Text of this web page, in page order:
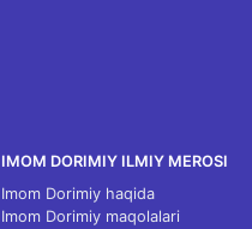
IMOM DORIMIY ILMIY MEROSI
Imom Dorimiy haqida
Imom Dorimiy maqolalari